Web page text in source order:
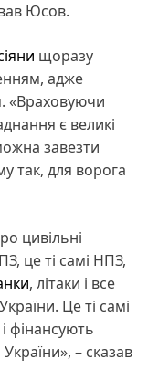
Юсов.
щоразу
адже
«Враховуючи
є великі
завезти
так, для ворога
цивільні
це ті самі НПЗ,
, літаки і все
Це ті самі
і фінансують
– сказав